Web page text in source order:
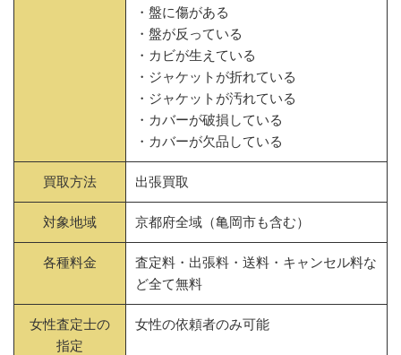
・盤に傷がある
・盤が反っている
・カビが生えている
・ジャケットが折れている
・ジャケットが汚れている
・カバーが破損している
・カバーが欠品している
買取方法 出張買取
対象地域 京都府全域（亀岡市も含む）
各種料金
査定料・出張料・送料・キャンセル料な
ど全て無料
女性査定士の
指定
女性の依頼者のみ可能